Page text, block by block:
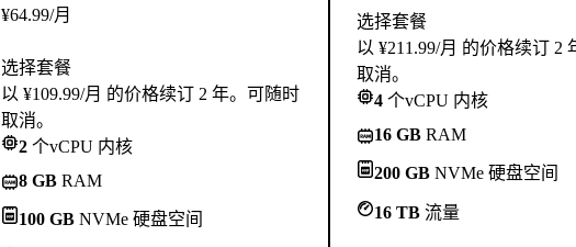
¥64.99/月
选择套餐
以 ¥109.99/月 的价格续订 2 年。可随时
取消。
2 个vCPU 内核
8 GB RAM
100 GB NVMe 硬盘空间
选择套餐
以 ¥211.99/月 的价格续订 2
取消。
4 个vCPU 内核
16 GB RAM
200 GB NVMe 硬盘空间
16 TB 流量